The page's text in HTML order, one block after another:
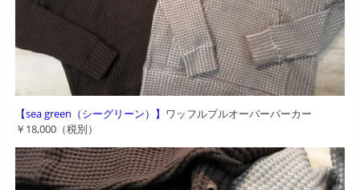
【sea green（シーグリーン）】 ワッフルプルオーバーパーカー
￥18,000（税別）